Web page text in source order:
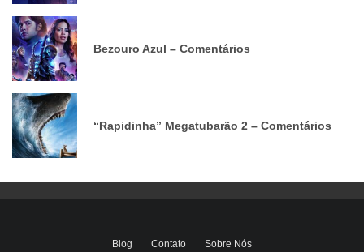
Bezouro Azul – Comentários
“Rapidinha” Megatubarão 2 – Comentários
Blog Contato Sobre Nós